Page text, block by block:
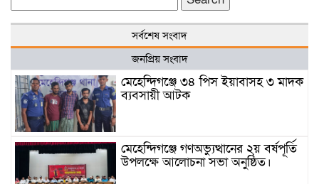
for:
সর্বশেষ সংবাদ
জনপ্রিয় সংবাদ
মেহেন্দিগঞ্জে ৩৪ পিস ইয়াবাসহ ৩ মাদক
ব্যবসায়ী আটক
মেহেন্দিগঞ্জে গণঅভ্যুত্থানের ২য় বর্ষপূর্তি
উপলক্ষে আলোচনা সভা অনুষ্ঠিত।